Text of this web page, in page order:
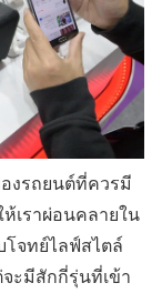
งรถยนต์ที่ควรมี
ห้เราผ่อนคลายใน
จทย์ไลฟ์สไตล์
ะมีสักกี่รุ่นที่เข้า